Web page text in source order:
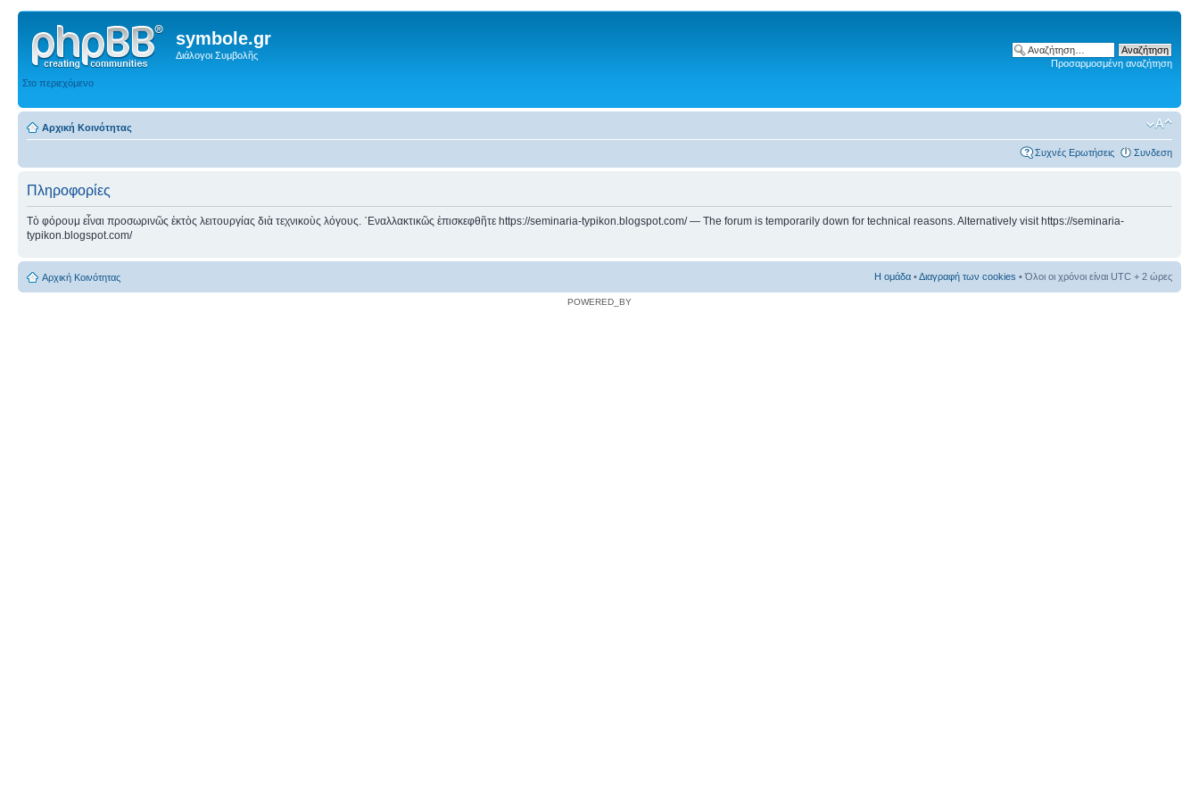
symbole.gr
Διάλογοι Συμβολῆς
Στο περιεχόμενο
Προσαρμοσμένη αναζήτηση
Αρχική Κοινότητας
Συχνές Ερωτήσεις Συνδεση
Πληροφορίες
Τὸ φόρουμ εἶναι προσωρινῶς ἐκτὸς λειτουργίας διὰ τεχνικοὺς λόγους. ᾿Εναλλακτικῶς ἐπισκεφθῆτε https://seminaria-typikon.blogspot.com/ — The forum is temporarily down for technical reasons. Alternatively visit https://seminaria-
typikon.blogspot.com/
Αρχική Κοινότητας Η ομάδα •Διαγραφή των cookies • Όλοι οι χρόνοι είναι UTC + 2 ώρες
POWERED_BY